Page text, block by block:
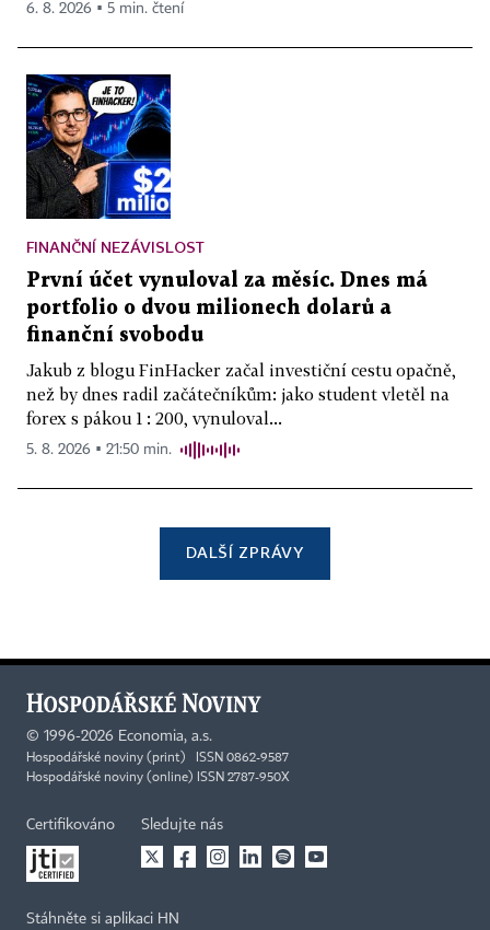
6. 8. 2026 ▪ 5 min. čtení
FINANČNÍ NEZÁVISLOST
První účet vynuloval za měsíc. Dnes má
portfolio o dvou milionech dolarů a
finanční svobodu
Jakub z blogu FinHacker začal investiční cestu opačně,
než by dnes radil začátečníkům: jako student vletěl na
forex s pákou 1 : 200, vynuloval...
5. 8. 2026 ▪ 21:50 min.
DALŠÍ ZPRÁVY
© 1996-2026 Economia, a.s.
Hospodářské noviny (print) ISSN 0862-9587
Hospodářské noviny (online) ISSN 2787-950X
Certifikováno Sledujte nás
Stáhněte si aplikaci HN